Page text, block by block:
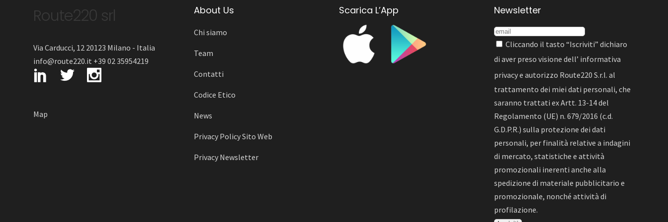
Route220 srl
Via Carducci, 12 20123 Milano - Italia
info@route220.it +39 02 35954219
Map
About Us
Chi siamo
Team
Contatti
Codice Etico
News
Privacy Policy Sito Web
Privacy Newsletter
Scarica L’App Newsletter
Cliccando il tasto “Iscriviti” dichiaro
di aver preso visione dell’ informativa
privacye autorizzo Route220 S.r.l. al
trattamento dei miei dati personali, che
saranno trattati ex Artt. 13-14 del
Regolamento (UE) n. 679/2016 (c.d.
G.D.P.R.) sulla protezione dei dati
personali, per finalità relative a indagini
di mercato, statistiche e attività
promozionali inerenti anche alla
spedizione di materiale pubblicitario e
promozionale, nonché attività di
profilazione.